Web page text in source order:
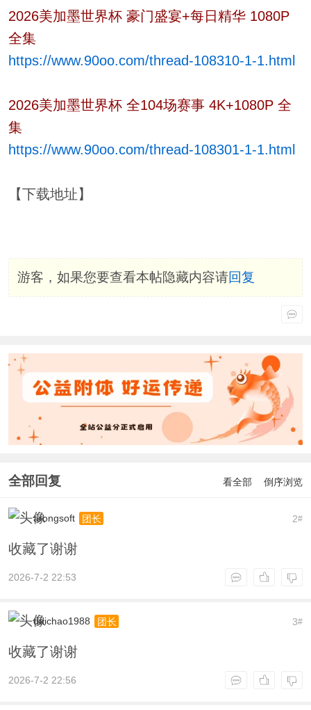
2026美加墨世界杯 豪门盛宴+每日精华 1080P
全集
https://www.90oo.com/thread-108310-1-1.html
2026美加墨世界杯 全104场赛事 4K+1080P 全
集
https://www.90oo.com/thread-108301-1-1.html
【下载地址】
游客，如果您要查看本帖隐藏内容请回复
全部回复 看全部 倒序浏览
2#
arongsoft 团长
收藏了谢谢
2026-7-2 22:53
3#
daichao1988 团长
收藏了谢谢
2026-7-2 22:56